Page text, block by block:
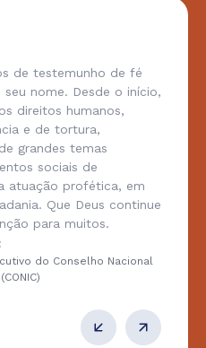
de testemunho de fé
nome. Desde o início,
direitos humanos,
e de tortura,
grandes temas
sociais de
atuação profética, em
Que Deus continue
para muitos.
do Conselho Nacional